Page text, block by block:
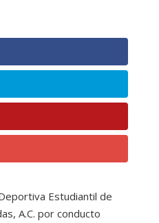
Estudiantil de
A.C. por conducto